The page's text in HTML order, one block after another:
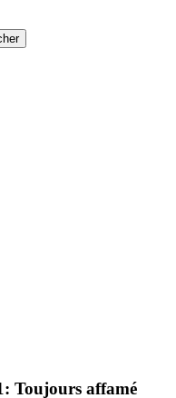
Toujours affamé